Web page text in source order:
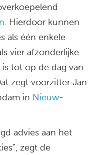
. Hierdoor kunnen
als één enkele
vier afzonderlijke
tot op de dag van
zegt voorzitter Jan
in Nieuw-
advies aan het
zegt de